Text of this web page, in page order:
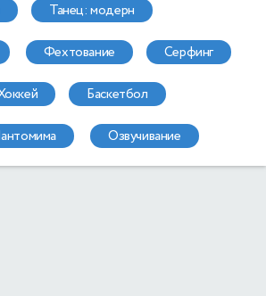
танец: модерн
фехтование серфинг
хоккей баскетбол
пантомима озвучивание